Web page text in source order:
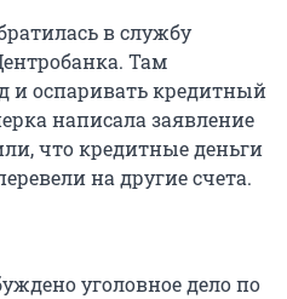
в службу
Там
и оспаривать кредитный
написала заявление
что кредитные деньги
на другие счета.
уголовное дело по